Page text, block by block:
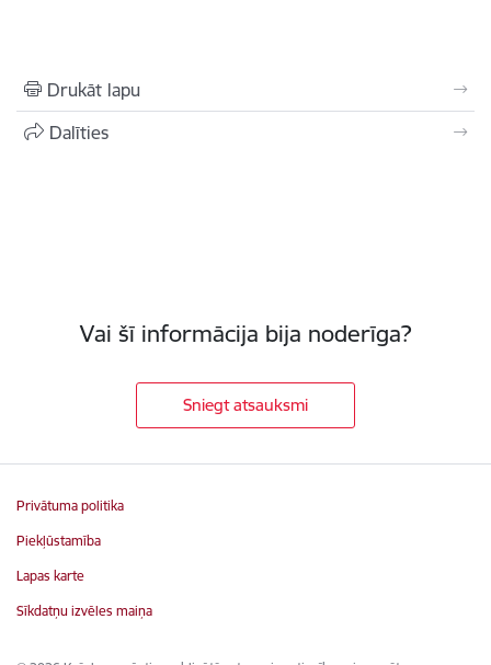
Drukāt lapu
Dalīties
Vai šī informācija bija noderīga?
Sniegt atsauksmi
Privātuma politika
Piekļūstamība
Lapas karte
Sīkdatņu izvēles maiņa